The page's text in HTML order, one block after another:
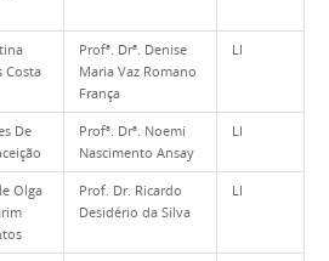
Costa
Profª. Drª. Denise
Maria Vaz Romano
França
LI
De
Profª. Drª. Noemi
Nascimento Ansay
LI
Olga
Prof. Dr. Ricardo
Desidério da Silva
LI